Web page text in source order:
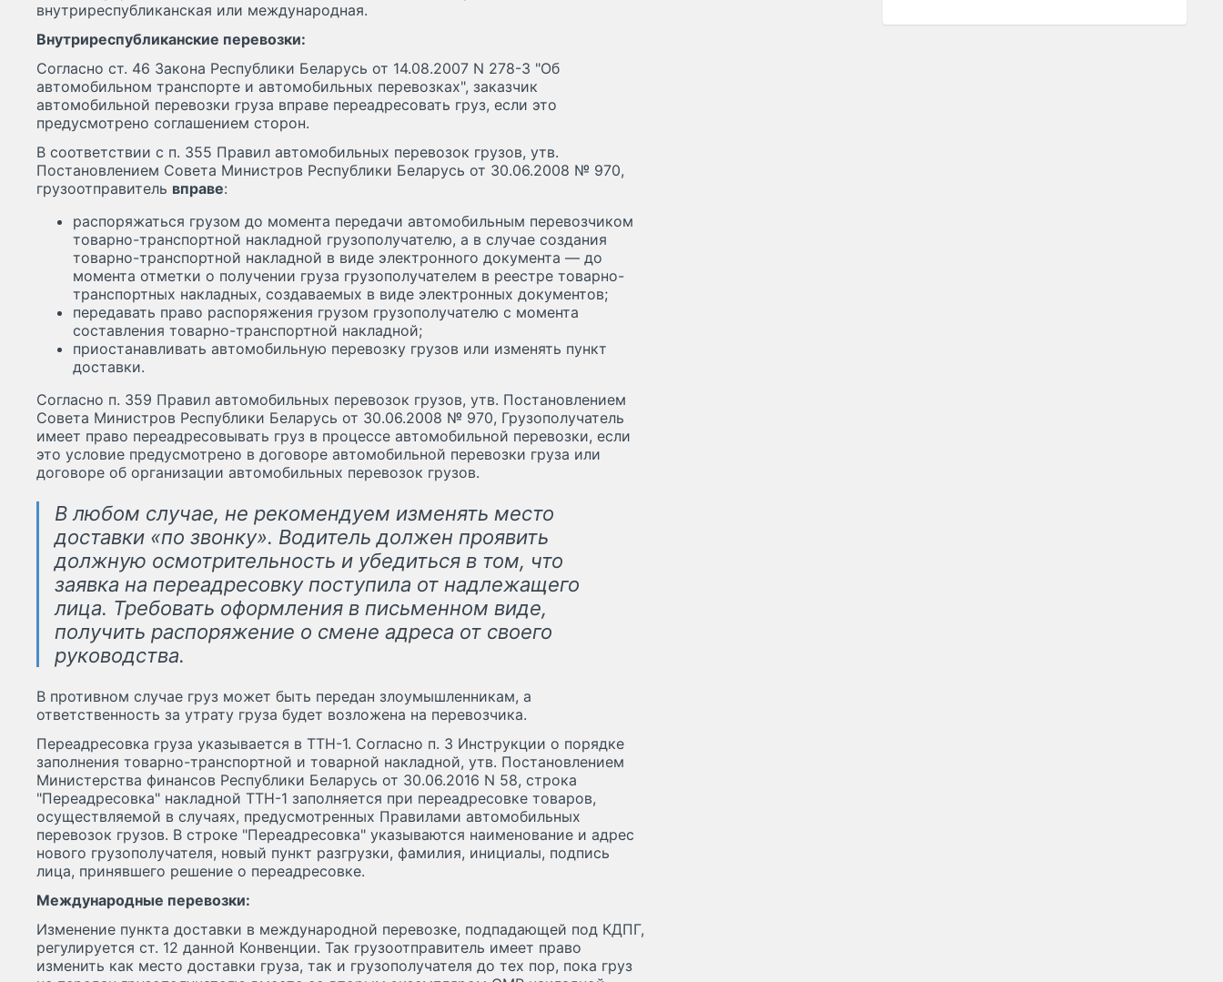
внутриреспубликанская или международная.
Внутриреспубликанские перевозки:
Согласно ст. 46 Закона Республики Беларусь от 14.08.2007 N 278-З "Об
автомобильном транспорте и автомобильных перевозках", заказчик
автомобильной перевозки груза вправе переадресовать груз, если это
предусмотрено соглашением сторон.
В соответствии с п. 355 Правил автомобильных перевозок грузов, утв.
Постановлением Совета Министров Республики Беларусь от 30.06.2008 № 970,
грузоотправитель вправе:
распоряжаться грузом до момента передачи автомобильным перевозчиком
товарно-транспортной накладной грузополучателю, а в случае создания
товарно-транспортной накладной в виде электронного документа — до
момента отметки о получении груза грузополучателем в реестре товарно-
транспортных накладных, создаваемых в виде электронных документов;
передавать право распоряжения грузом грузополучателю с момента
составления товарно-транспортной накладной;
приостанавливать автомобильную перевозку грузов или изменять пункт
доставки.
Согласно п. 359 Правил автомобильных перевозок грузов, утв. Постановлением
Совета Министров Республики Беларусь от 30.06.2008 № 970, Грузополучатель
имеет право переадресовывать груз в процессе автомобильной перевозки, если
это условие предусмотрено в договоре автомобильной перевозки груза или
договоре об организации автомобильных перевозок грузов.
В любом случае, не рекомендуем изменять место
доставки «по звонку». Водитель должен проявить
должную осмотрительность и убедиться в том, что
заявка на переадресовку поступила от надлежащего
лица. Требовать оформления в письменном виде,
получить распоряжение о смене адреса от своего
руководства.
В противном случае груз может быть передан злоумышленникам, а
ответственность за утрату груза будет возложена на перевозчика.
Переадресовка груза указывается в ТТН-1. Согласно п. 3 Инструкции о порядке
заполнения товарно-транспортной и товарной накладной, утв. Постановлением
Министерства финансов Республики Беларусь от 30.06.2016 N 58, строка
"Переадресовка" накладной ТТН-1 заполняется при переадресовке товаров,
осуществляемой в случаях, предусмотренных Правилами автомобильных
перевозок грузов. В строке "Переадресовка" указываются наименование и адрес
нового грузополучателя, новый пункт разгрузки, фамилия, инициалы, подпись
лица, принявшего решение о переадресовке.
Международные перевозки:
Изменение пункта доставки в международной перевозке, подпадающей под КДПГ,
регулируется ст. 12 данной Конвенции. Так грузоотправитель имеет право
изменить как место доставки груза, так и грузополучателя до тех пор, пока груз